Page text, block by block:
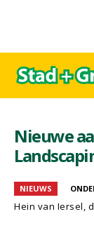
Nieuwe
NIEUWS
Hein van Iersel,